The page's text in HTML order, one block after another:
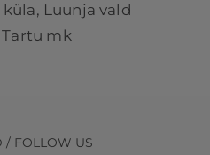
Luunja vald
Tartu mk
/ FOLLOW US